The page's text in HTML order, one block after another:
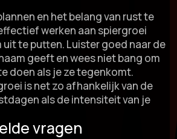
en het belang van rust te
werken aan spiergroei
uit te putten.​ Luister goed naar de
geeft en wees niet bang om
doen als je ze tegenkomt.​
is net zo afhankelijk van de
als de intensiteit van je
vragen